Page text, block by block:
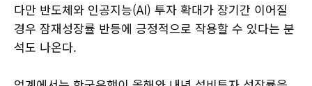
다만 반도체와 인공지능(AI) 투자 확대가 장기간 이어질
경우 잠재성장률 반등에 긍정적으로 작용할 수 있다는 분
석도 나온다.